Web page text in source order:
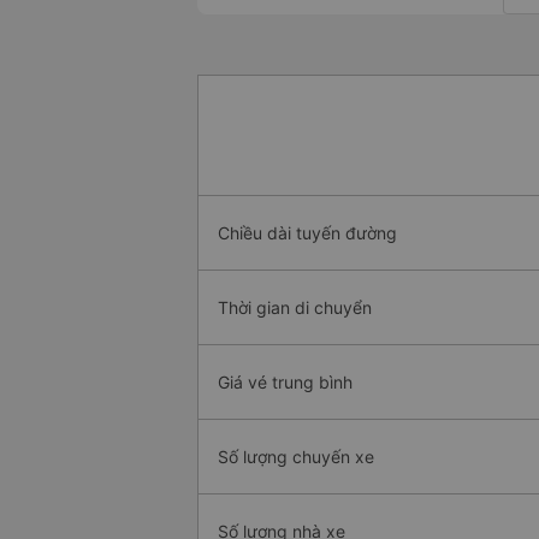
Chiều dài tuyến đường
Thời gian di chuyển
Giá vé trung bình
Số lượng chuyến xe
Số lượng nhà xe